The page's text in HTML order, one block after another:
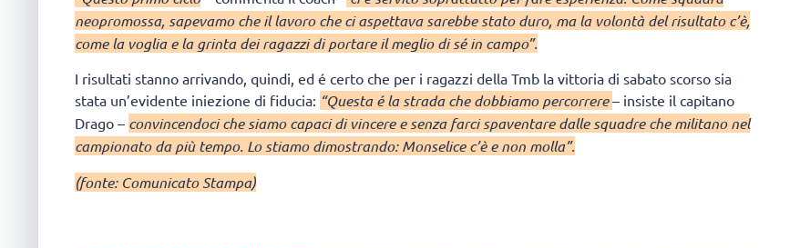
neopromossa, sapevamo che il lavoro che ci aspettava sarebbe stato duro, ma la volontà del risultato c’è,
come la voglia e la grinta dei ragazzi di portare il meglio di sé in campo”.
I risultati stanno arrivando, quindi, ed é certo che per i ragazzi della Tmb la vittoria di sabato scorso sia
stata un’evidente iniezione di fiducia: “Questa é la strada che dobbiamo percorrere– insiste il capitano
Drago – convincendoci che siamo capaci di vincere e senza farci spaventare dalle squadre che militano nel
campionato da più tempo. Lo stiamo dimostrando: Monselice c’è e non molla”.
(fonte: Comunicato Stampa)